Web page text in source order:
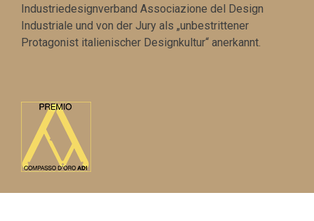
Industriedesignverband Associazione del Design
Industriale und von der Jury als „unbestrittener
Protagonist italienischer Designkultur“ anerkannt.